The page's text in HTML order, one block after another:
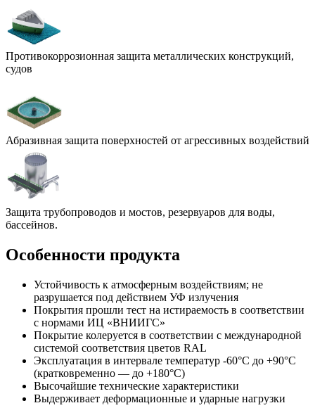
Противокоррозионная защита металлических конструкций,
судов
Абразивная защита поверхностей от агрессивных воздействий
Защита трубопроводов и мостов, резервуаров для воды,
бассейнов.
Особенности продукта
Устойчивость к атмосферным воздействиям; не
разрушается под действием УФ излучения
Покрытия прошли тест на истираемость в соответствии
с нормами ИЦ «ВНИИГС»
Покрытие колеруется в соответствии с международной
системой соответствия цветов RAL
Эксплуатация в интервале температур -60°С до +90°С
(кратковременно — до +180°С)
Высочайшие технические характеристики
Выдерживает деформационные и ударные нагрузки